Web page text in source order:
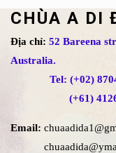
CHÙA A DI
Địa chỉ: 52 Bareena
Australia.
Tel: (+02)
(+61)
Email: